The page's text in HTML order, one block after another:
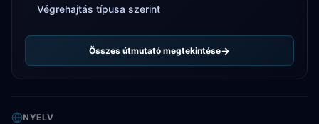
Végrehajtás típusa szerint
Összes útmutató megtekintése
NYELV